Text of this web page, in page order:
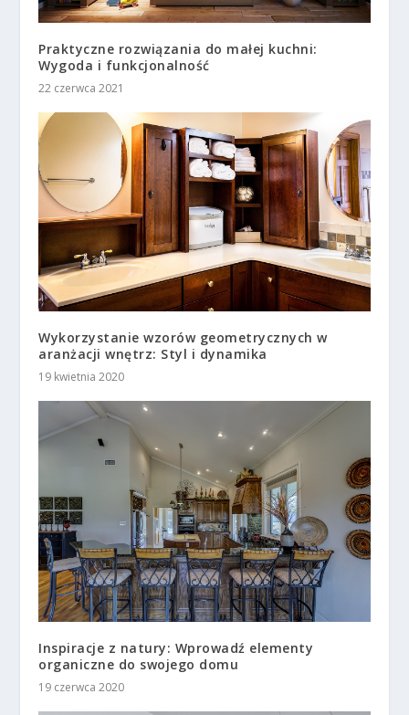
Praktyczne rozwiązania do małej kuchni:
Wygoda i funkcjonalność
22 czerwca 2021
Wykorzystanie wzorów geometrycznych w
aranżacji wnętrz: Styl i dynamika
19 kwietnia 2020
Inspiracje z natury: Wprowadź elementy
organiczne do swojego domu
19 czerwca 2020